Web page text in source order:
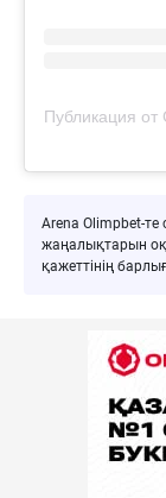
Arena Olimpbet-
жаңалықтарын
қажеттінің